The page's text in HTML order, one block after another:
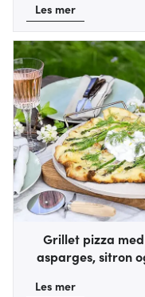
Les mer
Grillet pizza med
asparges, sitron
Les mer